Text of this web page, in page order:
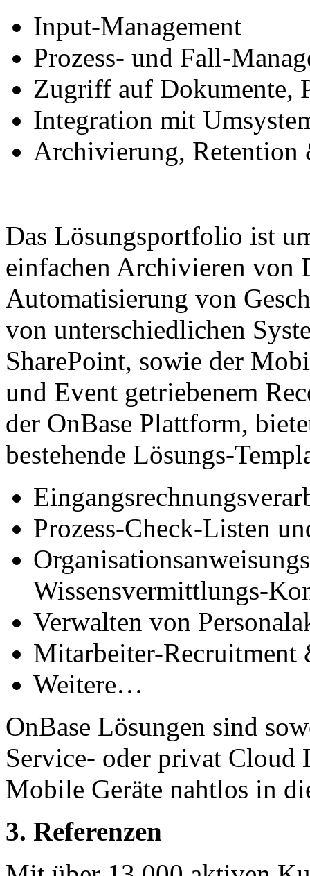
Input-Management
Prozess- und Fall-
Zugriff auf
Integration mit
Archivierung, Retention
Das Lösungsportfolio ist
einfachen Archivieren von
Automatisierung von
von unterschiedlichen
SharePoint, sowie der
und Event getriebenem
der OnBase Plattform,
bestehende Lösungs-
Prozess-Check-Listen
Wissensvermittlungs-
Verwalten von
Mitarbeiter-Recruitment
Weitere…
OnBase Lösungen sind
Service- oder privat Cloud
Mobile Geräte nahtlos in
3. Referenzen